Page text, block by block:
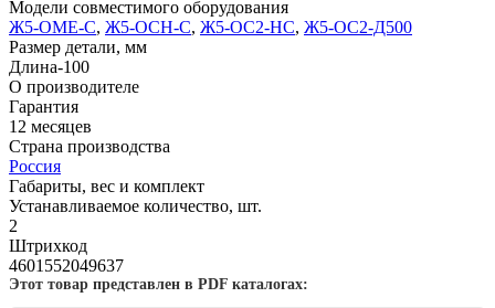
Модели совместимого оборудования
Ж5-ОМЕ-С, Ж5-ОСН-С, Ж5-ОС2-НС, Ж5-ОС2-Д500
Размер детали, мм
Длина-100
О производителе
Гарантия
12 месяцев
Страна производства
Россия
Габариты, вес и комплект
Устанавливаемое количество, шт.
2
Штрихкод
4601552049637
Этот товар представлен в PDF каталогах: